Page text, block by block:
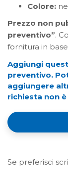
Colore:
Prezzo non
preventivo”.
fornitura in
Aggiungi
preventivo.
aggiungere
richiesta non
Se preferisci